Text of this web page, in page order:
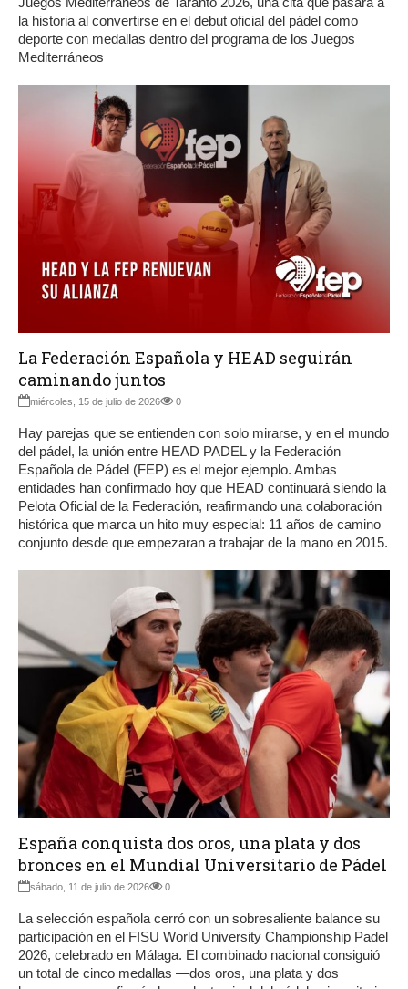
la historia al convertirse en el debut oficial del pádel como
deporte con medallas dentro del programa de los Juegos
Mediterráneos
La Federación Española y HEAD seguirán
caminando juntos
miércoles, 15 de julio de 2026 0
Hay parejas que se entienden con solo mirarse, y en el mundo
del pádel, la unión entre HEAD PADEL y la Federación
Española de Pádel (FEP) es el mejor ejemplo. Ambas
entidades han confirmado hoy que HEAD continuará siendo la
Pelota Oficial de la Federación, reafirmando una colaboración
histórica que marca un hito muy especial: 11 años de camino
conjunto desde que empezaran a trabajar de la mano en 2015.
España conquista dos oros, una plata y dos
bronces en el Mundial Universitario de Pádel
sábado, 11 de julio de 2026 0
La selección española cerró con un sobresaliente balance su
participación en el FISU World University Championship Padel
2026, celebrado en Málaga. El combinado nacional consiguió
un total de cinco medallas —dos oros, una plata y dos